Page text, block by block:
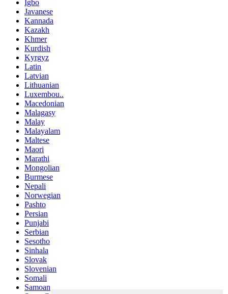
Igbo
Javanese
Kannada
Kazakh
Khmer
Kurdish
Kyrgyz
Latin
Latvian
Lithuanian
Luxembou..
Macedonian
Malagasy
Malay
Malayalam
Maltese
Maori
Marathi
Mongolian
Burmese
Nepali
Norwegian
Pashto
Persian
Punjabi
Serbian
Sesotho
Sinhala
Slovak
Slovenian
Somali
Samoan